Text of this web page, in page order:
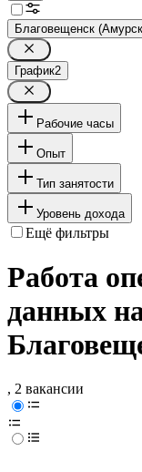
Благовещенск
График2
Рабочие часы
Опыт
Тип занятости
Уровень дохода
Ещё фильтры
Работа
данных
, 2 вакансии